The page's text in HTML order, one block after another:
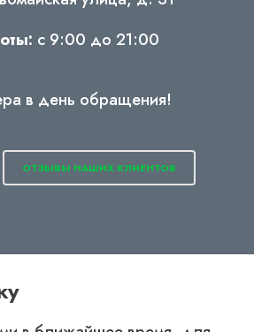
с 9:00 до 21:00
в день обращения!
ОТЗЫВЫ НАШИХ КЛИЕНТОВ